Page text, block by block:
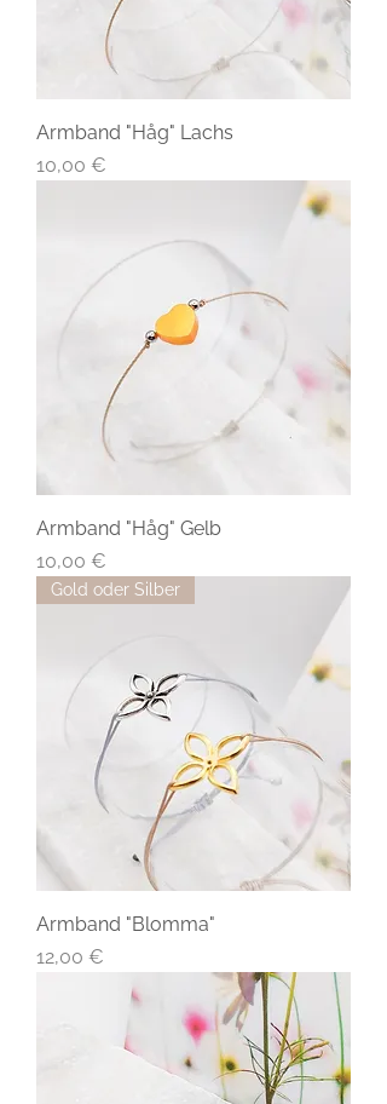
Armband "Håg" Lachs
Preis
10,00 €
Armband "Håg" Gelb
Preis
10,00 €
Gold oder Silber
Armband "Blomma"
Preis
12,00 €